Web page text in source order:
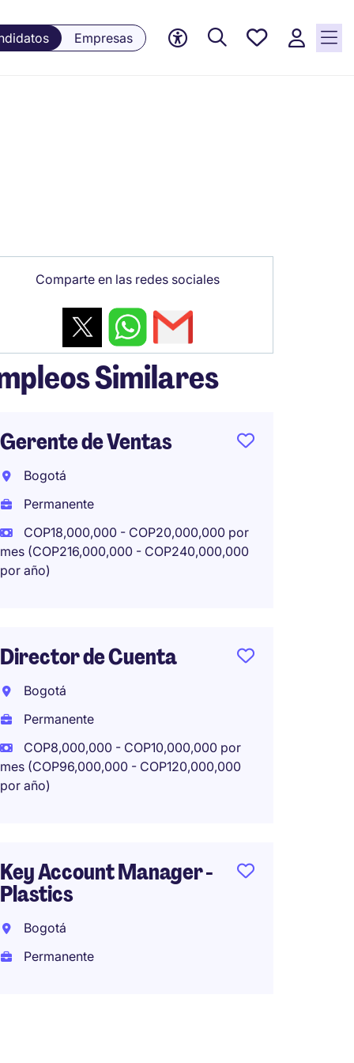
Empresas
Empleos
Comparte en las redes sociales
Similares
Gerente de Ventas
Bogotá
Permanente
COP18,000,000 - COP20,000,000 por
mes (COP216,000,000 - COP240,000,000
por año)
Director de Cuenta
Bogotá
Permanente
COP8,000,000 - COP10,000,000 por
mes (COP96,000,000 - COP120,000,000
por año)
Key Account Manager -
Plastics
Bogotá
Permanente